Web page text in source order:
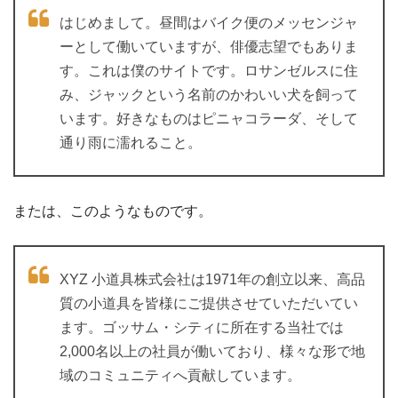
はじめまして。昼間はバイク便のメッセンジャ
ーとして働いていますが、俳優志望でもありま
す。これは僕のサイトです。ロサンゼルスに住
み、ジャックという名前のかわいい犬を飼って
います。好きなものはピニャコラーダ、そして
通り雨に濡れること。
または、このようなものです。
XYZ 小道具株式会社は1971年の創立以来、高品
質の小道具を皆様にご提供させていただいてい
ます。ゴッサム・シティに所在する当社では
2,000名以上の社員が働いており、様々な形で地
域のコミュニティへ貢献しています。